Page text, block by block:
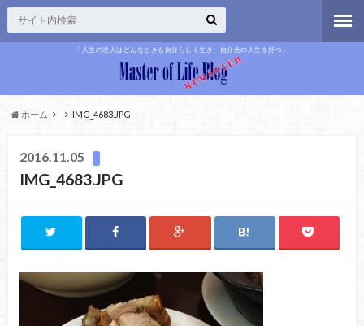
「人生の達人はどんなときも自分らしく生き、自分色の人生を持つ」
ホーム IMG_4683.JPG
2016.11.05
IMG_4683.JPG